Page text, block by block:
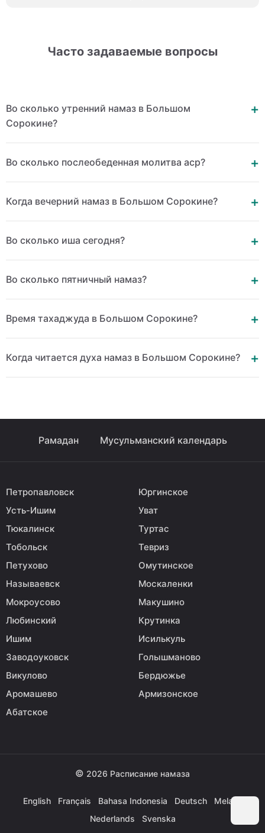
Часто задаваемые вопросы
Во сколько утренний намаз в Большом
Сорокине?
Во сколько послеобеденная молитва аср?
Когда вечерний намаз в Большом Сорокине?
Во сколько иша сегодня?
Во сколько пятничный намаз?
Время тахаджуда в Большом Сорокине?
Когда читается духа намаз в Большом Сорокине?
Рамадан Мусульманский календарь
Петропавловск
Юргинское
Усть-Ишим
Уват
Тюкалинск
Туртас
Тобольск
Тевриз
Петухово
Омутинское
Называевск
Москаленки
Мокроусово
Макушино
Любинский
Крутинка
Ишим
Исилькуль
Заводоуковск
Голышманово
Викулово
Бердюжье
Аромашево
Армизонское
Абатское
© 2026 Расписание намаза
English Français Bahasa Indonesia Deutsch
Melayu
Nederlands
Svenska